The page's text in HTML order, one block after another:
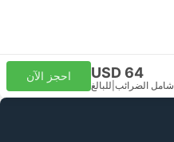
USD 64
شامل الضرائب للبالغ
احجز الآن